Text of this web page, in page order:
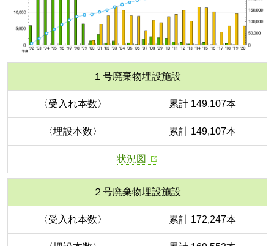
１号廃棄物埋設施設
〈受入れ本数〉 累計 149,107本
〈埋設本数〉 累計 149,107本
状況図
２号廃棄物埋設施設
〈受入れ本数〉 累計 172,247本